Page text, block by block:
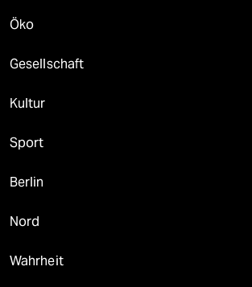
Öko
Gesellschaft
Kultur
Sport
Berlin
Nord
Wahrheit